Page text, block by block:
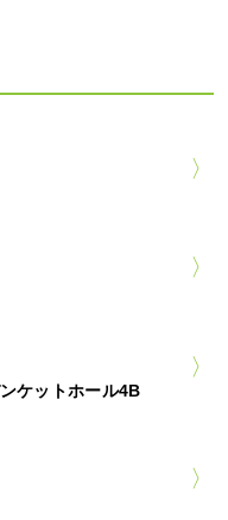
ケットホール4B